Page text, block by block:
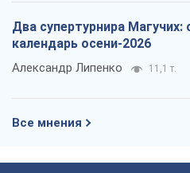
Два супертурнира Магучих:
календарь осени-2026
Александр Липенко 11,1 т.
Все мнения